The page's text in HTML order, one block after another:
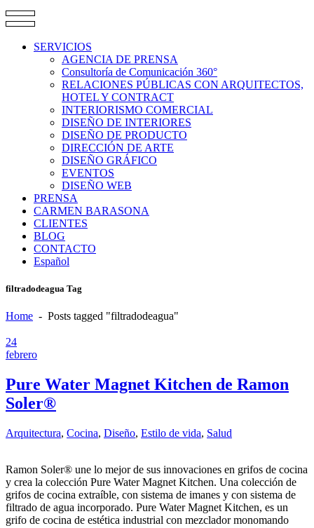
SERVICIOS
AGENCIA DE PRENSA
Consultoría de Comunicación 360°
RELACIONES PÚBLICAS CON ARQUITECTOS,
HOTEL Y CONTRACT
INTERIORISMO COMERCIAL
DISEÑO DE INTERIORES
DISEÑO DE PRODUCTO
DIRECCIÓN DE ARTE
DISEÑO GRÁFICO
EVENTOS
DISEÑO WEB
PRENSA
CARMEN BARASONA
CLIENTES
BLOG
CONTACTO
Español
filtradodeagua Tag
Home - Posts tagged "filtradodeagua"
24
febrero
Pure Water Magnet Kitchen de Ramon
Soler®
Arquitectura, Cocina, Diseño, Estilo de vida, Salud
Ramon Soler® une lo mejor de sus innovaciones en grifos de cocina
y crea la colección Pure Water Magnet Kitchen. Una colección de
grifos de cocina extraíble, con sistema de imanes y con sistema de
filtrado de agua incorporado. Pure Water Magnet Kitchen, es un
grifo de cocina de estética industrial con mezclador monomando